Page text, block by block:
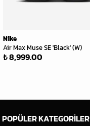
Nike
Air Max Muse SE 'Black' (W)
₺ 8,999.00
POPÜLER KATEGORİLER